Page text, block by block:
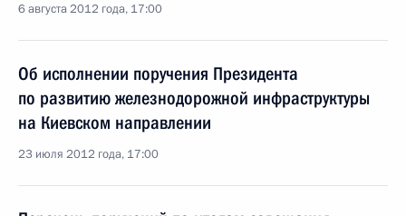
6 августа 2012 года, 17:00
Об исполнении поручения Президента
по развитию железнодорожной инфраструктуры
на Киевском направлении
23 июля 2012 года, 17:00